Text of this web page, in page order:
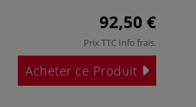
92,50 €
Prix TTC Info frais.
Acheter ce Produit